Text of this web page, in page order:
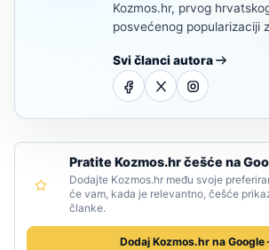
Kozmos.hr, prvog
posvećenog popularizaciji
Svi članci autora
Pratite Kozmos.hr češće na
Dodajte Kozmos.hr među svoje
će vam, kada je relevantno, češće
članke.
Dodaj Kozmos.hr na Google